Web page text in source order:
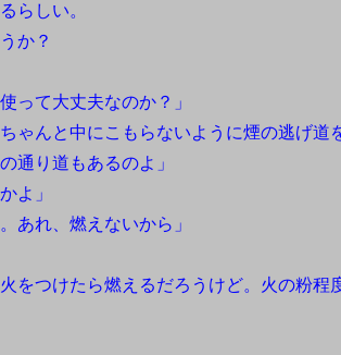
らしい。
か？
って大丈夫なのか？」
ゃんと中にこもらないように煙の逃げ道
通り道もあるのよ」
よ」
あれ、燃えないから」
をつけたら燃えるだろうけど。火の粉程